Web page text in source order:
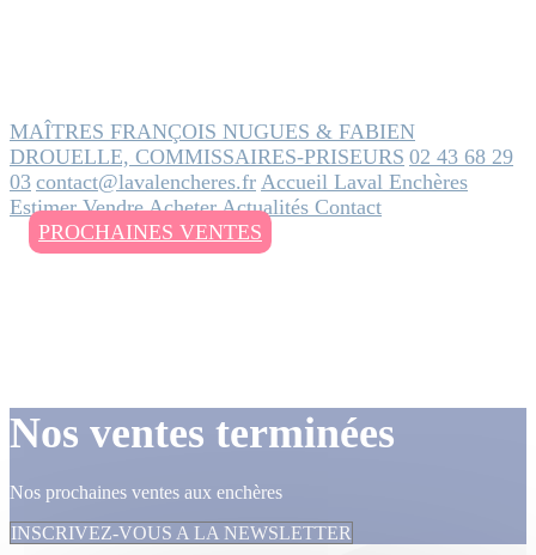
MAÎTRES FRANÇOIS NUGUES & FABIEN
DROUELLE, COMMISSAIRES-PRISEURS 02 43 68 29
03 contact@lavalencheres.fr Accueil Laval Enchères
EstimerVendreAcheterActualités Contact
PROCHAINES VENTES
Nos ventes terminées
Nos prochaines ventes aux enchères
INSCRIVEZ-VOUS A LA NEWSLETTER